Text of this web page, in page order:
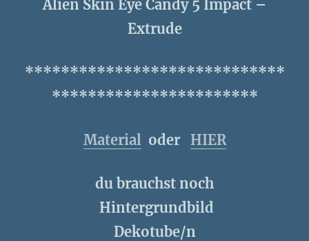
Alien Skin Eye Candy 5 Impact –
Extrude
*****************************
***********************
Material oder HIER
du brauchst noch
Hintergrundbild
Dekotube/n